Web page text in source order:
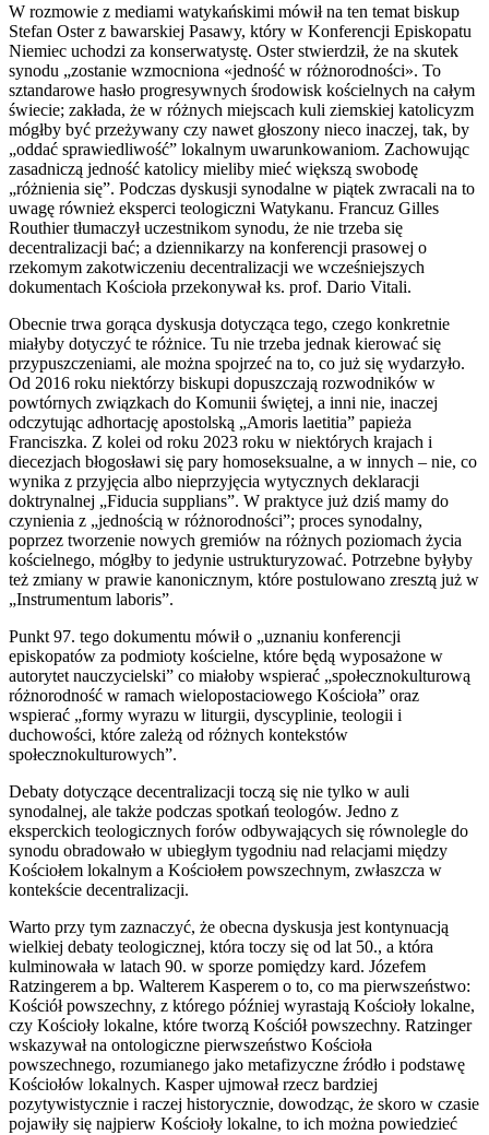
W rozmowie z mediami watykańskimi mówił na ten temat biskup
Stefan Oster z bawarskiej Pasawy, który w Konferencji Episkopatu
Niemiec uchodzi za konserwatystę. Oster stwierdził, że na skutek
synodu „zostanie wzmocniona «jedność w różnorodności». To
sztandarowe hasło progresywnych środowisk kościelnych na całym
świecie; zakłada, że w różnych miejscach kuli ziemskiej katolicyzm
mógłby być przeżywany czy nawet głoszony nieco inaczej, tak, by
„oddać sprawiedliwość” lokalnym uwarunkowaniom. Zachowując
zasadniczą jedność katolicy mieliby mieć większą swobodę
„różnienia się”. Podczas dyskusji synodalne w piątek zwracali na to
uwagę również eksperci teologiczni Watykanu. Francuz Gilles
Routhier tłumaczył uczestnikom synodu, że nie trzeba się
decentralizacji bać; a dziennikarzy na konferencji prasowej o
rzekomym zakotwiczeniu decentralizacji we wcześniejszych
dokumentach Kościoła przekonywał ks. prof. Dario Vitali.
Obecnie trwa gorąca dyskusja dotycząca tego, czego konkretnie
miałyby dotyczyć te różnice. Tu nie trzeba jednak kierować się
przypuszczeniami, ale można spojrzeć na to, co już się wydarzyło.
Od 2016 roku niektórzy biskupi dopuszczają rozwodników w
powtórnych związkach do Komunii świętej, a inni nie, inaczej
odczytując adhortację apostolską „Amoris laetitia” papieża
Franciszka. Z kolei od roku 2023 roku w niektórych krajach i
diecezjach błogosławi się pary homoseksualne, a w innych – nie, co
wynika z przyjęcia albo nieprzyjęcia wytycznych deklaracji
doktrynalnej „Fiducia supplians”. W praktyce już dziś mamy do
czynienia z „jednością w różnorodności”; proces synodalny,
poprzez tworzenie nowych gremiów na różnych poziomach życia
kościelnego, mógłby to jedynie ustrukturyzować. Potrzebne byłyby
też zmiany w prawie kanonicznym, które postulowano zresztą już w
„Instrumentum laboris”.
Punkt 97. tego dokumentu mówił o „uznaniu konferencji
episkopatów za podmioty kościelne, które będą wyposażone w
autorytet nauczycielski” co miałoby wspierać „społecznokulturową
różnorodność w ramach wielopostaciowego Kościoła” oraz
wspierać „formy wyrazu w liturgii, dyscyplinie, teologii i
duchowości, które zależą od różnych kontekstów
społecznokulturowych”.
Debaty dotyczące decentralizacji toczą się nie tylko w auli
synodalnej, ale także podczas spotkań teologów. Jedno z
eksperckich teologicznych forów odbywających się równolegle do
synodu obradowało w ubiegłym tygodniu nad relacjami między
Kościołem lokalnym a Kościołem powszechnym, zwłaszcza w
kontekście decentralizacji.
Warto przy tym zaznaczyć, że obecna dyskusja jest kontynuacją
wielkiej debaty teologicznej, która toczy się od lat 50., a która
kulminowała w latach 90. w sporze pomiędzy kard. Józefem
Ratzingerem a bp. Walterem Kasperem o to, co ma pierwszeństwo:
Kościół powszechny, z którego później wyrastają Kościoły lokalne,
czy Kościoły lokalne, które tworzą Kościół powszechny. Ratzinger
wskazywał na ontologiczne pierwszeństwo Kościoła
powszechnego, rozumianego jako metafizyczne źródło i podstawę
Kościołów lokalnych. Kasper ujmował rzecz bardziej
pozytywistycznie i raczej historycznie, dowodząc, że skoro w czasie
pojawiły się najpierw Kościoły lokalne, to ich można powiedzieć